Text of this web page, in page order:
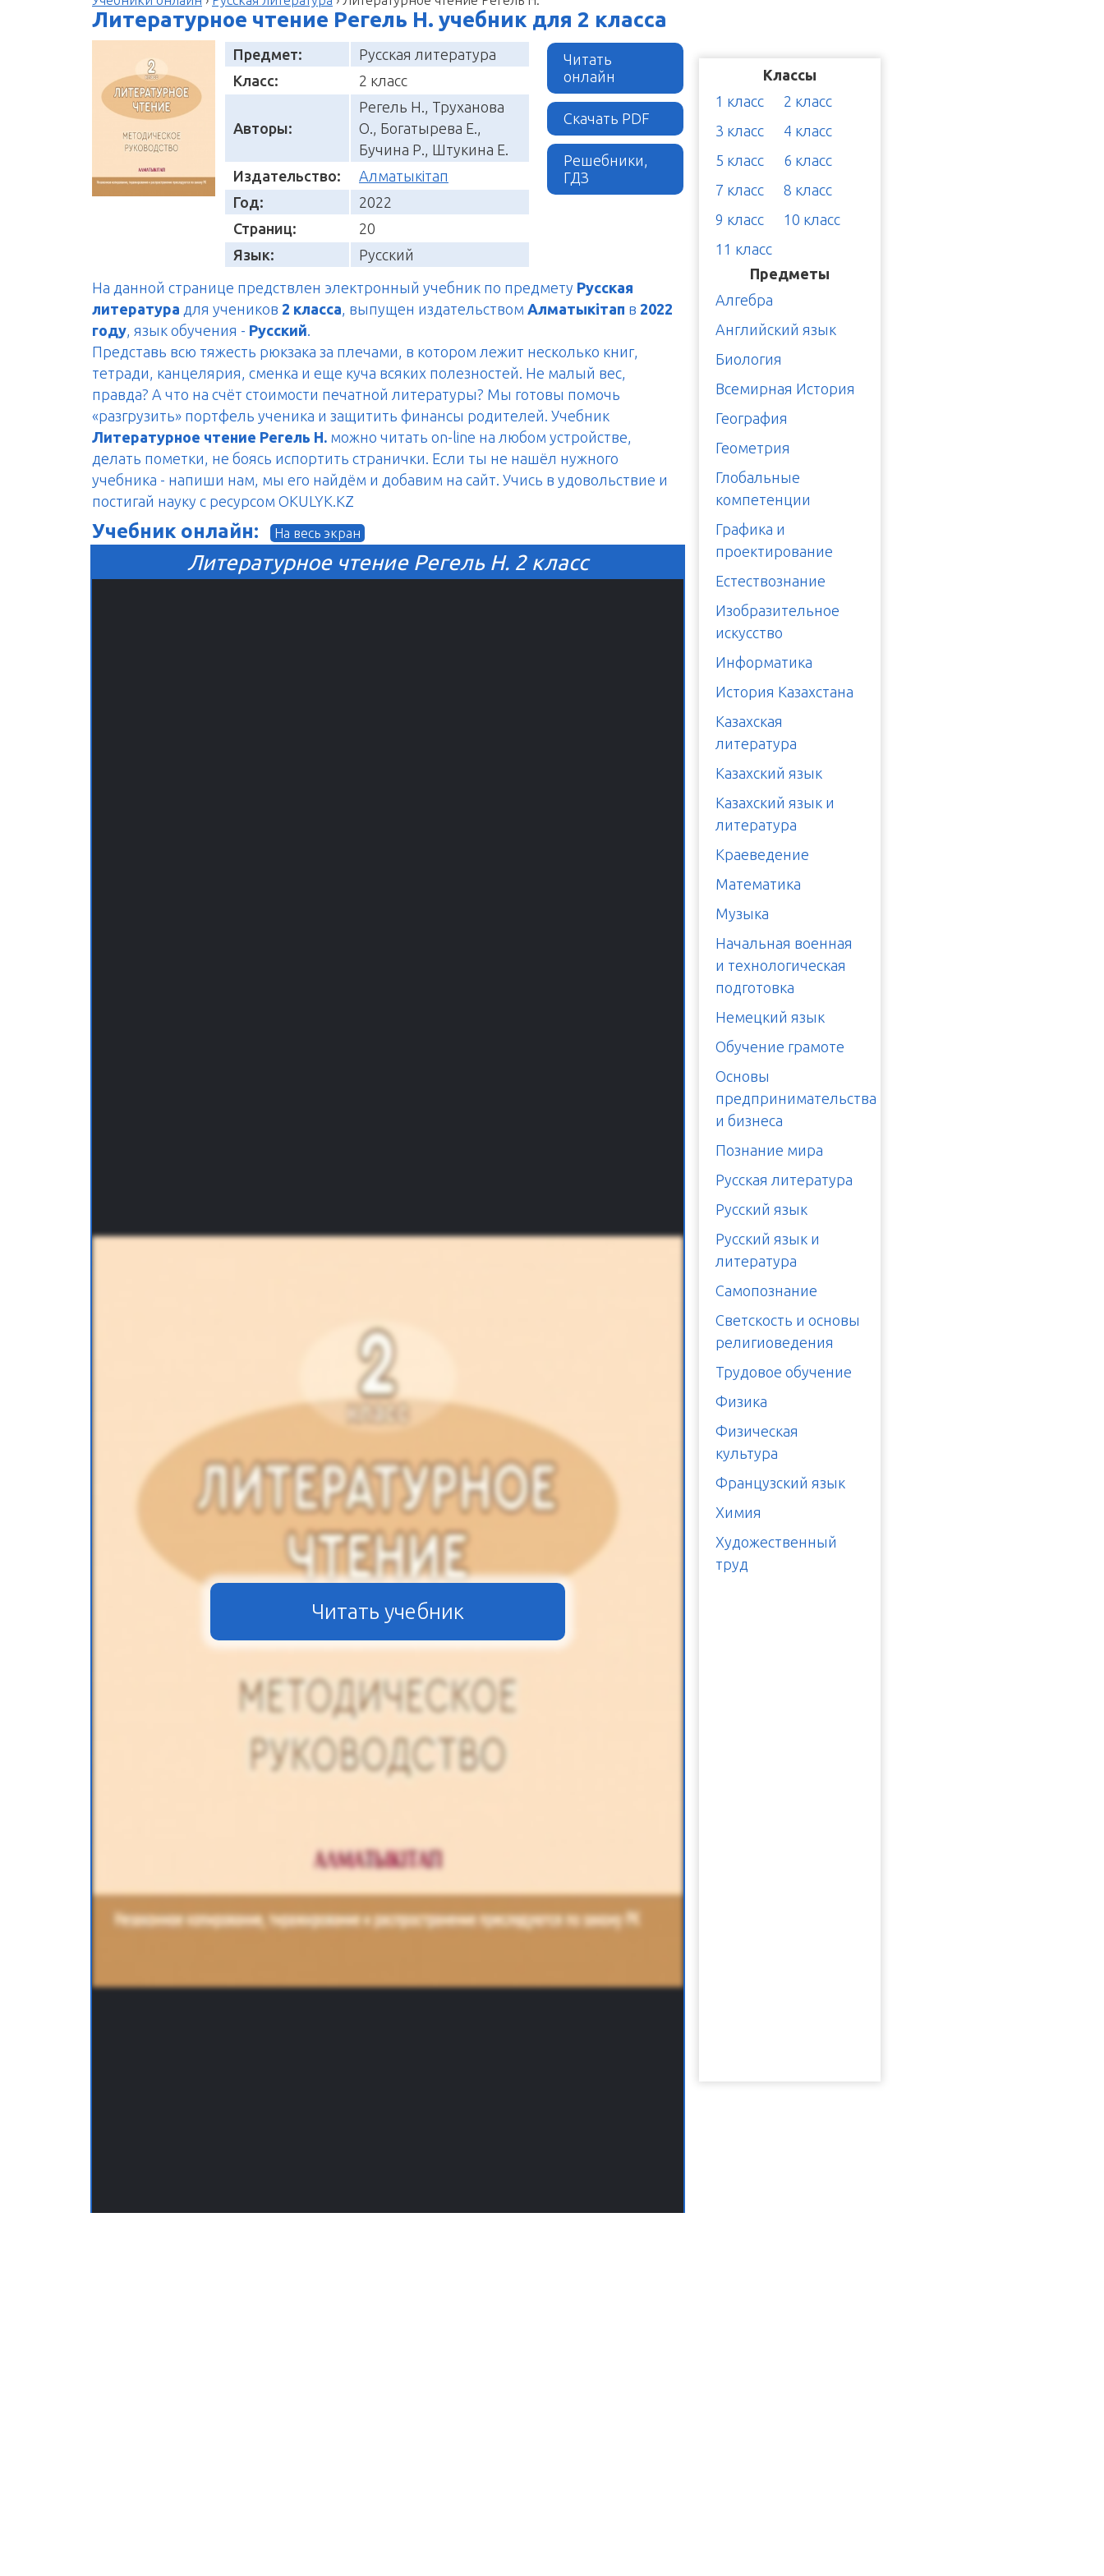
Литературное чтение Регель Н. учебник для 2 класса
Предмет:
Русская литература
Класс:
2 класс
Авторы:
Регель Н., Труханова
О., Богатырева Е.,
Бучина Р., Штукина Е.
Издательство:
Алматыкітап
Год:
2022
Страниц:
20
Язык:
Русский
Читать
онлайн
Скачать PDF
Решебники,
ГДЗ
На данной странице предствлен электронный учебник по предмету Русская
литература для учеников 2 класса , выпущен издательством Алматыкітап в 2022
году , язык обучения - Русский
Представь всю тяжесть рюкзака за плечами, в котором лежит несколько книг,
тетради, канцелярия, сменка и еще куча всяких полезностей. Не малый вес,
правда? А что на счёт стоимости печатной литературы? Мы готовы помочь
«разгрузить» портфель ученика и защитить финансы родителей. Учебник
Литературное чтение Регель Н. можно читать on-line на любом устройстве,
делать пометки, не боясь испортить странички. Если ты не нашёл нужного
учебника - напиши нам, мы его найдём и добавим на сайт. Учись в удовольствие и
постигай науку с ресурсом OKULYK.KZ
Учебник онлайн: На весь экран
Литературное чтение Регель Н. 2 класс
Читать учебник
Классы
1 класс
2 класс
3 класс
4 класс
5 класс
6 класс
7 класс
8 класс
9 класс
10 класс
11 класс
Предметы
Алгебра
Английский язык
Биология
Всемирная История
География
Геометрия
Глобальные
компетенции
Графика и
проектирование
Естествознание
Изобразительное
искусство
Информатика
История Казахстана
Казахская
литература
Казахский язык
Казахский язык и
литература
Краеведение
Математика
Музыка
Начальная военная
и технологическая
подготовка
Немецкий язык
Обучение грамоте
Основы
предпринимательства
и бизнеса
Познание мира
Русская литература
Русский язык
Русский язык и
литература
Самопознание
Светскость и основы
религиоведения
Трудовое обучение
Физика
Физическая
культура
Французский язык
Химия
Художественный
труд